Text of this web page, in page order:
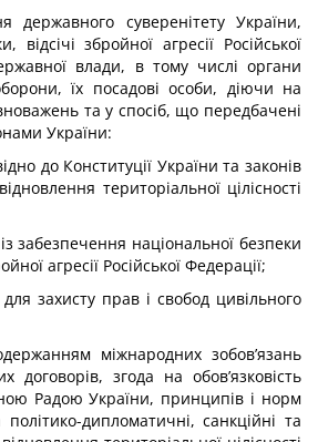
державного суверенітету України,
відсічі збройної агресії Російської
влади, в тому числі органи
їх посадові особи, діючи на
та у спосіб, що передбачені
України:
до Конституції України та законів
територіальної цілісності
забезпечення національної безпеки
агресії Російської Федерації;
захисту прав і свобод цивільного
міжнародних зобов’язань
договорів, згода на обов’язковість
Радою України, принципів і норм
дипломатичні, санкційні та